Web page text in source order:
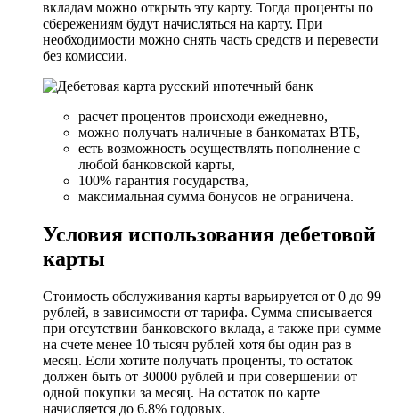
вкладам можно открыть эту карту. Тогда проценты по
сбережениям будут начисляться на карту. При
необходимости можно снять часть средств и перевести
без комиссии.
расчет процентов происходи ежедневно,
можно получать наличные в банкоматах ВТБ,
есть возможность осуществлять пополнение с
любой банковской карты,
100% гарантия государства,
максимальная сумма бонусов не ограничена.
Условия использования дебетовой
карты
Стоимость обслуживания карты варьируется от 0 до 99
рублей, в зависимости от тарифа. Сумма списывается
при отсутствии банковского вклада, а также при сумме
на счете менее 10 тысяч рублей хотя бы один раз в
месяц. Если хотите получать проценты, то остаток
должен быть от 30000 рублей и при совершении от
одной покупки за месяц. На остаток по карте
начисляется до 6.8% годовых.